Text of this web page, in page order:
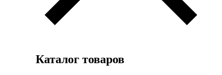
Каталог товаров